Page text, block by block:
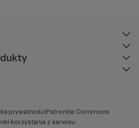
prywatnościPatronite Commons
korzystania z serwisu